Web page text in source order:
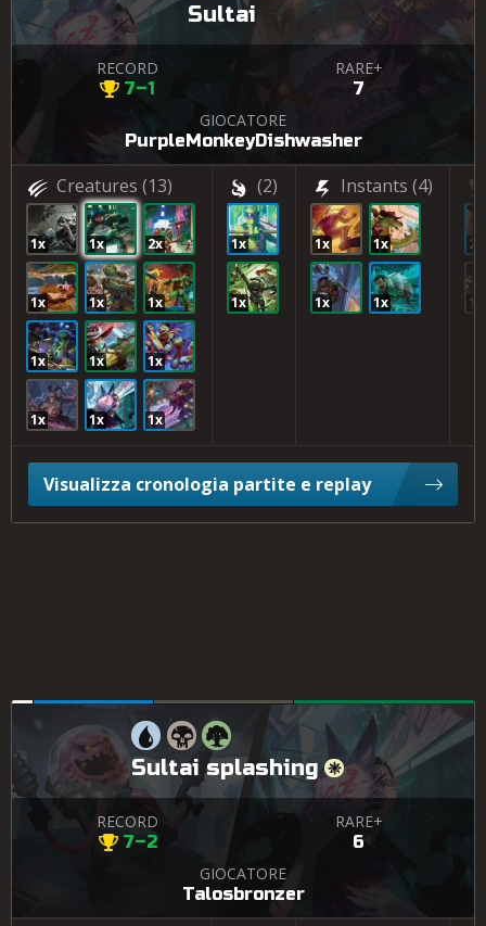
Sultai
RECORD
7–1
RARE+
7
GIOCATORE
PurpleMonkeyDishwasher
Creatures (13)
1x 1x 2x
1x 1x 1x
1x 1x 1x
1x 1x 1x
(2)
1x
1x
Instants (4)
1x 1x
1x 1x
2x
1x
Visualizza cronologia partite e replay
Sultai splashing
RECORD
7–2
RARE+
6
GIOCATORE
Talosbronzer